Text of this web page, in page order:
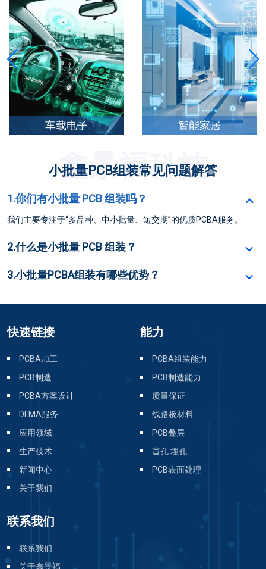
车载电子 智能家居
鑫景福科技
小批量PCB组装常见问题解答
1.你们有小批量 PCB 组装吗？
我们主要专注于“多品种、中小批量、短交期”的优质PCBA服务。
2.什么是小批量 PCB 组装？
3.小批量PCBA组装有哪些优势？
快速链接
PCBA加工
PCB制造
PCBA方案设计
DFMA服务
应用领域
生产技术
新闻中心
关于我们
能力
PCBA组装能力
PCB制造能力
质量保证
线路板材料
PCB叠层
盲孔 埋孔
PCB表面处理
联系我们
联系我们
关于鑫景福